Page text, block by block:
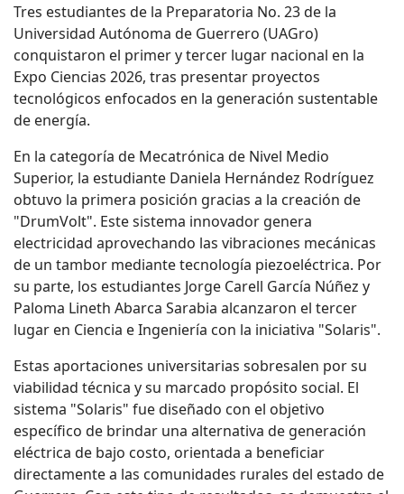
Tres estudiantes de la Preparatoria No. 23 de la
Universidad Autónoma de Guerrero (UAGro)
conquistaron el primer y tercer lugar nacional en la
Expo Ciencias 2026, tras presentar proyectos
tecnológicos enfocados en la generación sustentable
de energía.
En la categoría de Mecatrónica de Nivel Medio
Superior, la estudiante Daniela Hernández Rodríguez
obtuvo la primera posición gracias a la creación de
"DrumVolt". Este sistema innovador genera
electricidad aprovechando las vibraciones mecánicas
de un tambor mediante tecnología piezoeléctrica. Por
su parte, los estudiantes Jorge Carell García Núñez y
Paloma Lineth Abarca Sarabia alcanzaron el tercer
lugar en Ciencia e Ingeniería con la iniciativa "Solaris".
Estas aportaciones universitarias sobresalen por su
viabilidad técnica y su marcado propósito social. El
sistema "Solaris" fue diseñado con el objetivo
específico de brindar una alternativa de generación
eléctrica de bajo costo, orientada a beneficiar
directamente a las comunidades rurales del estado de